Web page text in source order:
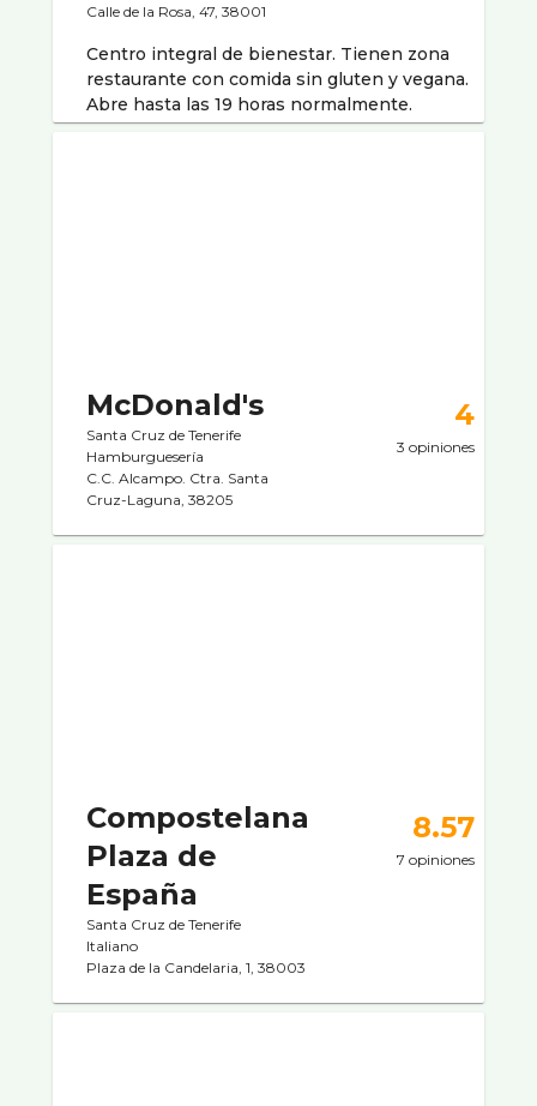
Calle de la Rosa, 47, 38001
Centro integral de bienestar. Tienen zona
restaurante con comida sin gluten y vegana.
Abre hasta las 19 horas normalmente.
McDonald's
Santa Cruz de Tenerife
Hamburgueserí­a
C.C. Alcampo. Ctra. Santa
Cruz-Laguna, 38205
4
3 opiniones
Compostelana
Plaza de
España
Santa Cruz de Tenerife
Italiano
Plaza de la Candelaria, 1, 38003
8.57
7 opiniones